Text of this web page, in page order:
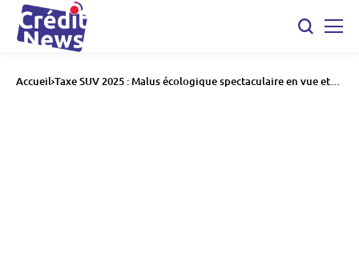
Accueil Taxe SUV 2025 : Malus écologique spectaculaire en vue et